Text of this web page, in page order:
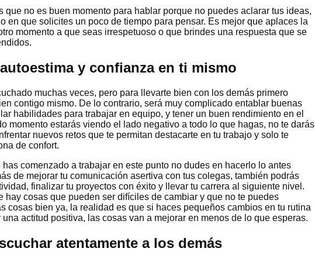
que no es buen momento para hablar porque no puedes aclarar tus ideas,
en que solicites un poco de tiempo para pensar. Es mejor que aplaces la
momento a que seas irrespetuoso o que brindes una respuesta que se
y confianza en ti mismo
muchas veces, pero para llevarte bien con los demás primero
contigo mismo. De lo contrario, será muy complicado entablar buenas
habilidades para trabajar en equipo, y tener un buen rendimiento en el
momento estarás viendo el lado negativo a todo lo que hagas, no te darás
nuevos retos que te permitan destacarte en tu trabajo y solo te
de confort.
has comenzado a trabajar en este punto no dudes en hacerlo lo antes
de mejorar tu comunicación asertiva con tus colegas, también podrás
finalizar tu proyectos con éxito y llevar tu carrera al siguiente nivel.
hay cosas que pueden ser difíciles de cambiar y que no te puedes
cosas bien ya, la realidad es que si haces pequeños cambios en tu rutina
actitud positiva, las cosas van a mejorar en menos de lo que esperas.
atentamente a los demás